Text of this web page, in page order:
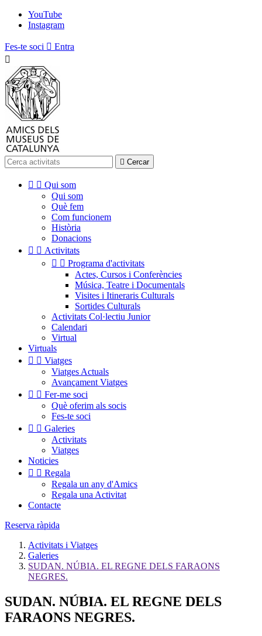
YouTube
Instagram
Fes-te soci  Entra

 Cercar
  Qui som
Qui som
Què fem
Com funcionem
Història
Donacions
  Activitats
  Programa d'activitats
Actes, Cursos i Conferències
Música, Teatre i Documentals
Visites i Itineraris Culturals
Sortides Culturals
Activitats Col·lectiu Junior
Calendari
Virtual
Virtuals
  Viatges
Viatges Actuals
Avançament Viatges
  Fer-me soci
Què oferim als socis
Fes-te soci
  Galeries
Activitats
Viatges
Noticies
  Regala
Regala un any d'Amics
Regala una Activitat
Contacte
Reserva ràpida
Activitats i Viatges
Galeries
SUDAN. NÚBIA. EL REGNE DELS FARAONS
NEGRES.
SUDAN. NÚBIA. EL REGNE DELS
FARAONS NEGRES.